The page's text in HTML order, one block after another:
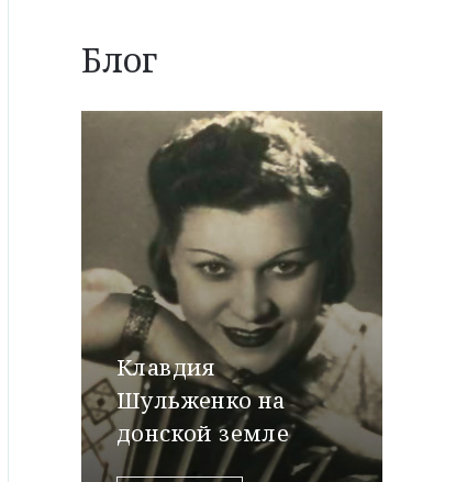
Блог
Клавдия
Шульженко на
донской земле